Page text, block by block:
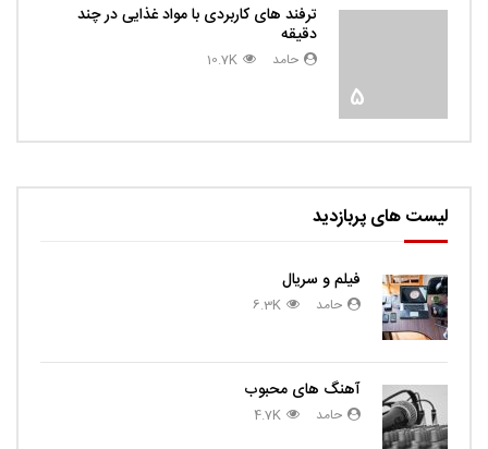
5
ترفند های کاربردی با مواد غذایی در چند
دقیقه
حامد 10.7K
لیست های پربازدید
فیلم و سریال
حامد 6.3K
آهنگ های محبوب
حامد 4.7K